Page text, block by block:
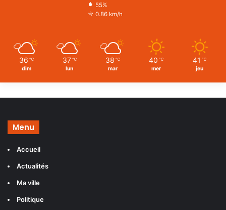
55%
0.86 km/h
36 ℃
dim
37 ℃
lun
38 ℃
mar
40 ℃
mer
41 ℃
jeu
Menu
Accueil
Actualités
Ma ville
Politique